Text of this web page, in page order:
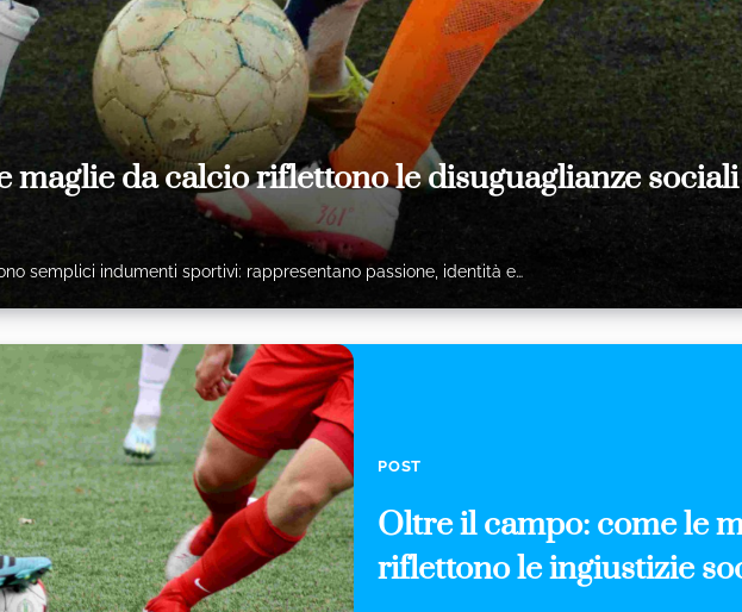
maglie da calcio riflettono le disuguaglianze sociali
semplici indumenti sportivi: rappresentano passione, identità e…
POST
Oltre il campo: come le
riflettono le ingiustizie